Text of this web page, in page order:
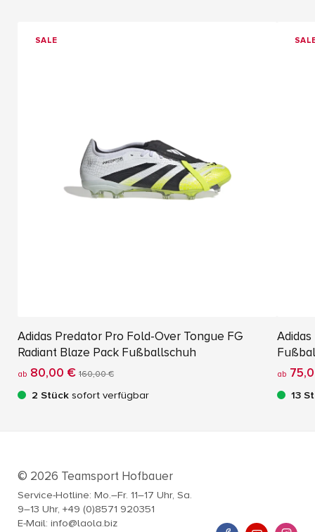
SALE
Adidas Predator Pro Fold-Over Tongue FG
Radiant Blaze Pack Fußballschuh
ab 80,00 € 160,00 €
2 Stück sofort verfügbar
ab
13
© 2026 Teamsport Hofbauer
Service-Hotline: Mo.–Fr. 11–17 Uhr, Sa.
9–13 Uhr, +49 (0)8571 920351
E-Mail: info@laola.biz